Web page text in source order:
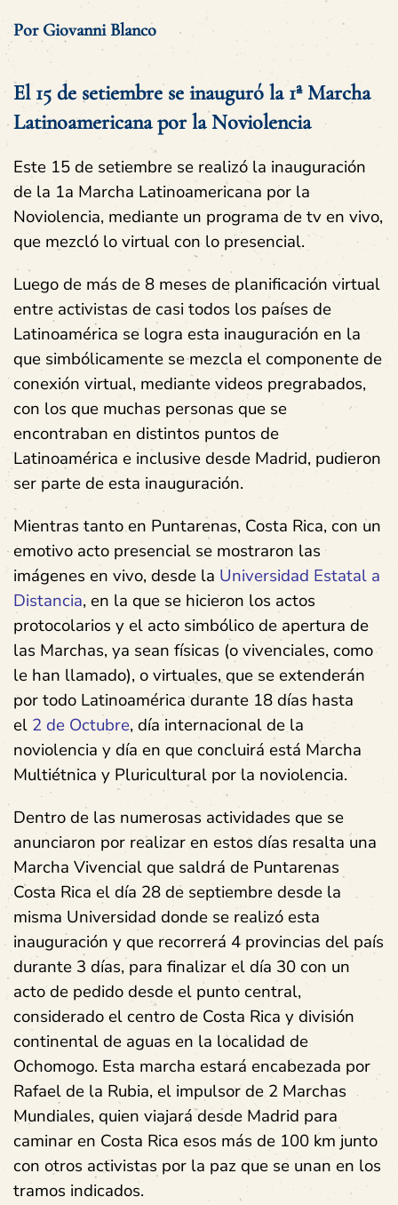
Por Giovanni Blanco
El 15 de setiembre se inauguró la 1ª Marcha
Latinoamericana por la Noviolencia
Este 15 de setiembre se realizó la inauguración
de la 1a Marcha Latinoamericana por la
Noviolencia, mediante un programa de tv en vivo,
que mezcló lo virtual con lo presencial.
Luego de más de 8 meses de planificación virtual
entre activistas de casi todos los países de
Latinoamérica se logra esta inauguración en la
que simbólicamente se mezcla el componente de
conexión virtual, mediante videos pregrabados,
con los que muchas personas que se
encontraban en distintos puntos de
Latinoamérica e inclusive desde Madrid, pudieron
ser parte de esta inauguración.
Mientras tanto en Puntarenas, Costa Rica, con un
emotivo acto presencial se mostraron las
imágenes en vivo, desde la Universidad Estatal a
Distancia, en la que se hicieron los actos
protocolarios y el acto simbólico de apertura de
las Marchas, ya sean físicas (o vivenciales, como
le han llamado), o virtuales, que se extenderán
por todo Latinoamérica durante 18 días hasta
el 2 de Octubre, día internacional de la
noviolencia y día en que concluirá está Marcha
Multiétnica y Pluricultural por la noviolencia.
Dentro de las numerosas actividades que se
anunciaron por realizar en estos días resalta una
Marcha Vivencial que saldrá de Puntarenas
Costa Rica el día 28 de septiembre desde la
misma Universidad donde se realizó esta
inauguración y que recorrerá 4 provincias del país
durante 3 días, para finalizar el día 30 con un
acto de pedido desde el punto central,
considerado el centro de Costa Rica y división
continental de aguas en la localidad de
Ochomogo. Esta marcha estará encabezada por
Rafael de la Rubia, el impulsor de 2 Marchas
Mundiales, quien viajará desde Madrid para
caminar en Costa Rica esos más de 100 km junto
con otros activistas por la paz que se unan en los
tramos indicados.